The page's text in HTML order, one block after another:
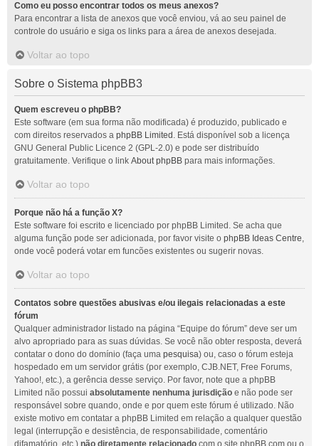
Como eu posso encontrar todos os meus anexos?
Para encontrar a lista de anexos que você enviou, vá ao seu painel de
controle do usuário e siga os links para a área de anexos desejada.
Voltar ao topo
Sobre o Sistema phpBB3
Quem escreveu o phpBB?
Este software (em sua forma não modificada) é produzido, publicado e
com direitos reservados a phpBB Limited . Está disponível sob a licença
GNU General Public Licence 2 (GPL-2.0) e pode ser distribuído
gratuitamente. Verifique o link About phpBB para mais informações.
Voltar ao topo
Porque não há a função X?
Este software foi escrito e licenciado por phpBB Limited. Se acha que
alguma função pode ser adicionada, por favor visite o phpBB Ideas Centre,
onde você poderá votar em funcões existentes ou sugerir novas.
Voltar ao topo
Contatos sobre questões abusivas e/ou ilegais relacionadas a este
fórum
Qualquer administrador listado na página “Equipe do fórum” deve ser um
alvo apropriado para as suas dúvidas. Se você não obter resposta, deverá
contatar o dono do domínio (faça uma pesquisa) ou, caso o fórum esteja
hospedado em um servidor grátis (por exemplo, CJB.NET, Free Forums,
Yahoo!, etc.), a gerência desse serviço. Por favor, note que a phpBB
Limited não possui absolutamente nenhuma jurisdição e não pode ser
responsável sobre quando, onde e por quem este fórum é utilizado. Não
existe motivo em contatar a phpBB Limited em relação a qualquer questão
legal (interrupção e desistência, de responsabilidade, comentário
difamatório, etc.) não diretamente relacionado com o site phpBB.com ou o